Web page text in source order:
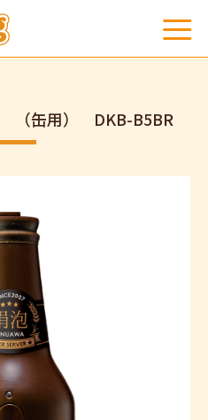
（缶用） DKB-B5BR